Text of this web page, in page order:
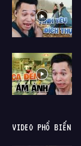
VIDEO PHỔ BIẾN